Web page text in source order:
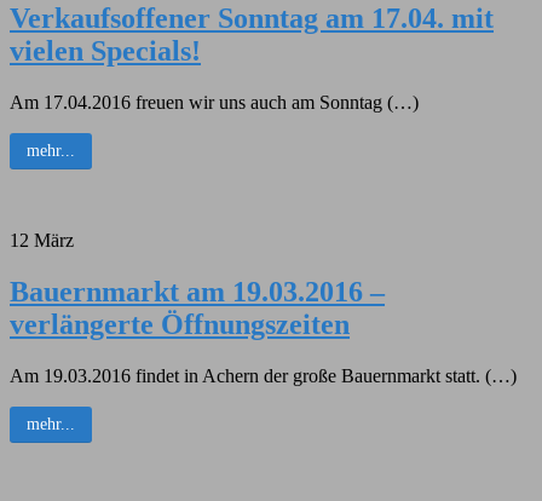
Verkaufsoffener Sonntag am 17.04. mit
vielen Specials!
Am 17.04.2016 freuen wir uns auch am Sonntag (…)
mehr...
12 März
Bauernmarkt am 19.03.2016 –
verlängerte Öffnungszeiten
Am 19.03.2016 findet in Achern der große Bauernmarkt statt. (…)
mehr...